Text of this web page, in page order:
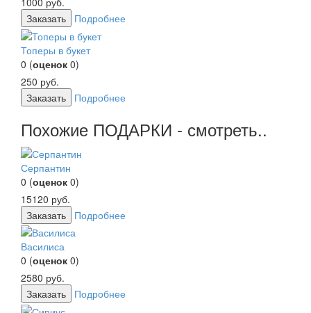
Заказать
Подробнее
Топеры в букет
0 (оценок 0)
250 руб.
Заказать
Подробнее
Похожие ПОДАРКИ - смотреть..
Серпантин
0 (оценок 0)
15120 руб.
Заказать
Подробнее
Василиса
0 (оценок 0)
2580 руб.
Заказать
Подробнее